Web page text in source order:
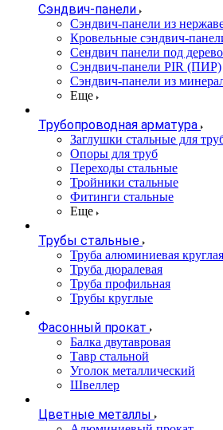
Сэндвич-панели
Cэндвич-панели из
Кровельные сэндвич-
Сендвич панели под дерево
Сэндвич-панели PIR (ПИР)
Сэндвич-панели из
Еще
Трубопроводная арматура
Заглушки стальные для
Опоры для труб
Переходы стальные
Тройники стальные
Фитинги стальные
Еще
Трубы стальные
Труба алюминиевая круглая
Труба дюралевая
Труба профильная
Трубы круглые
Фасонный прокат
Балка двутавровая
Тавр стальной
Уголок металлический
Швеллер
Цветные металлы